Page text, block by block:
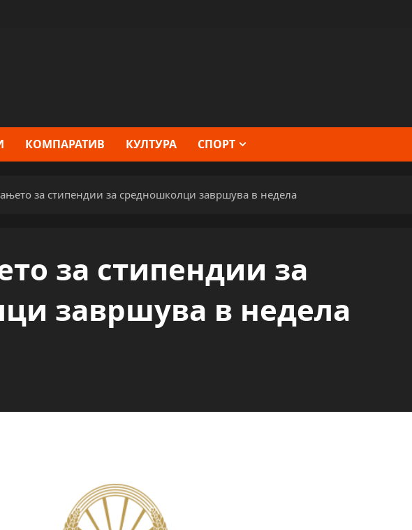
КОМПАРАТИВ КУЛТУРА СПОРТ
за стипендии за средношколци завршува в недела
за стипендии за
завршува в недела